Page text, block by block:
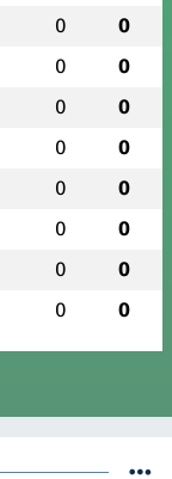
0 0
0 0
0 0
0 0
0 0
0 0
0 0
0 0